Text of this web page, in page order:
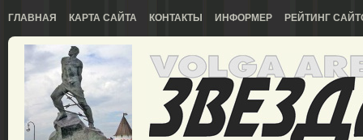
ГЛАВНАЯ КАРТА САЙТА КОНТАКТЫ ИНФОРМЕР РЕЙТИНГ